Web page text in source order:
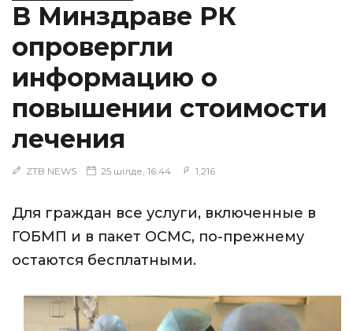
В Минздраве РК
опровергли
информацию о
повышении стоимости
лечения
ZTB NEWS 25 шілде, 16:44 1,216
Для граждан все услуги, включенные в
ГОБМП и в пакет ОСМС, по-прежнему
остаются бесплатными.